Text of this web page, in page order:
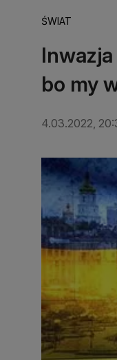
ŚWIAT
bo my
4.03.2022,